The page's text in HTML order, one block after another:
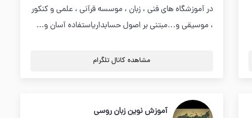
در آموزشگاه هاي فني ، زبان ، موسسه قرآنی ، علمي و کنکور
، موسیقی و…مبتني بر اصول حسابدارياستفاده آسان و...
مشاهده کانال تلگرام
آموزش نوین زبان روسی